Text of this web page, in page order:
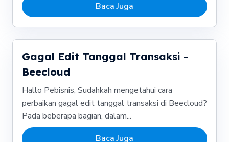
Baca Juga
Gagal Edit Tanggal Transaksi -
Beecloud
Hallo Pebisnis, Sudahkah mengetahui cara
perbaikan gagal edit tanggal transaksi di Beecloud?
Pada beberapa bagian, dalam...
Baca Juga